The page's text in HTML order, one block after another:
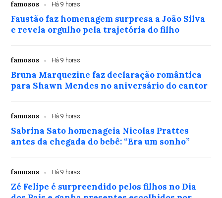
famosos Há 9 horas
Faustão faz homenagem surpresa a João Silva
e revela orgulho pela trajetória do filho
famosos Há 9 horas
Bruna Marquezine faz declaração romântica
para Shawn Mendes no aniversário do cantor
famosos Há 9 horas
Sabrina Sato homenageia Nicolas Prattes
antes da chegada do bebê: “Era um sonho”
famosos Há 9 horas
Zé Felipe é surpreendido pelos filhos no Dia